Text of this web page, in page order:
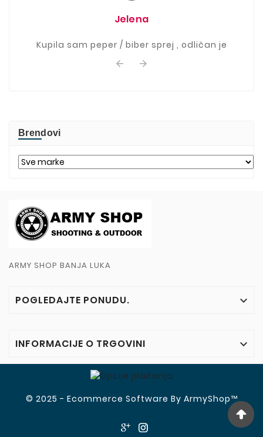
Jelena
Kupila sam peper / biber sprej , odličan je
 
Brendovi
ARMY SHOP BANJA LUKA
POGLEDAJTE PONUDU. 
INFORMACIJE O TRGOVINI 
© 2025 - Ecommerce Software By ArmyShop™